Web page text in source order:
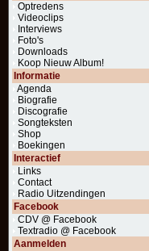
Optredens
Videoclips
Interviews
Foto's
Downloads
Koop Nieuw Album!
Informatie
Agenda
Biografie
Discografie
Songteksten
Shop
Boekingen
Interactief
Links
Contact
Radio Uitzendingen
Facebook
CDV @ Facebook
Textradio @ Facebook
Aanmelden